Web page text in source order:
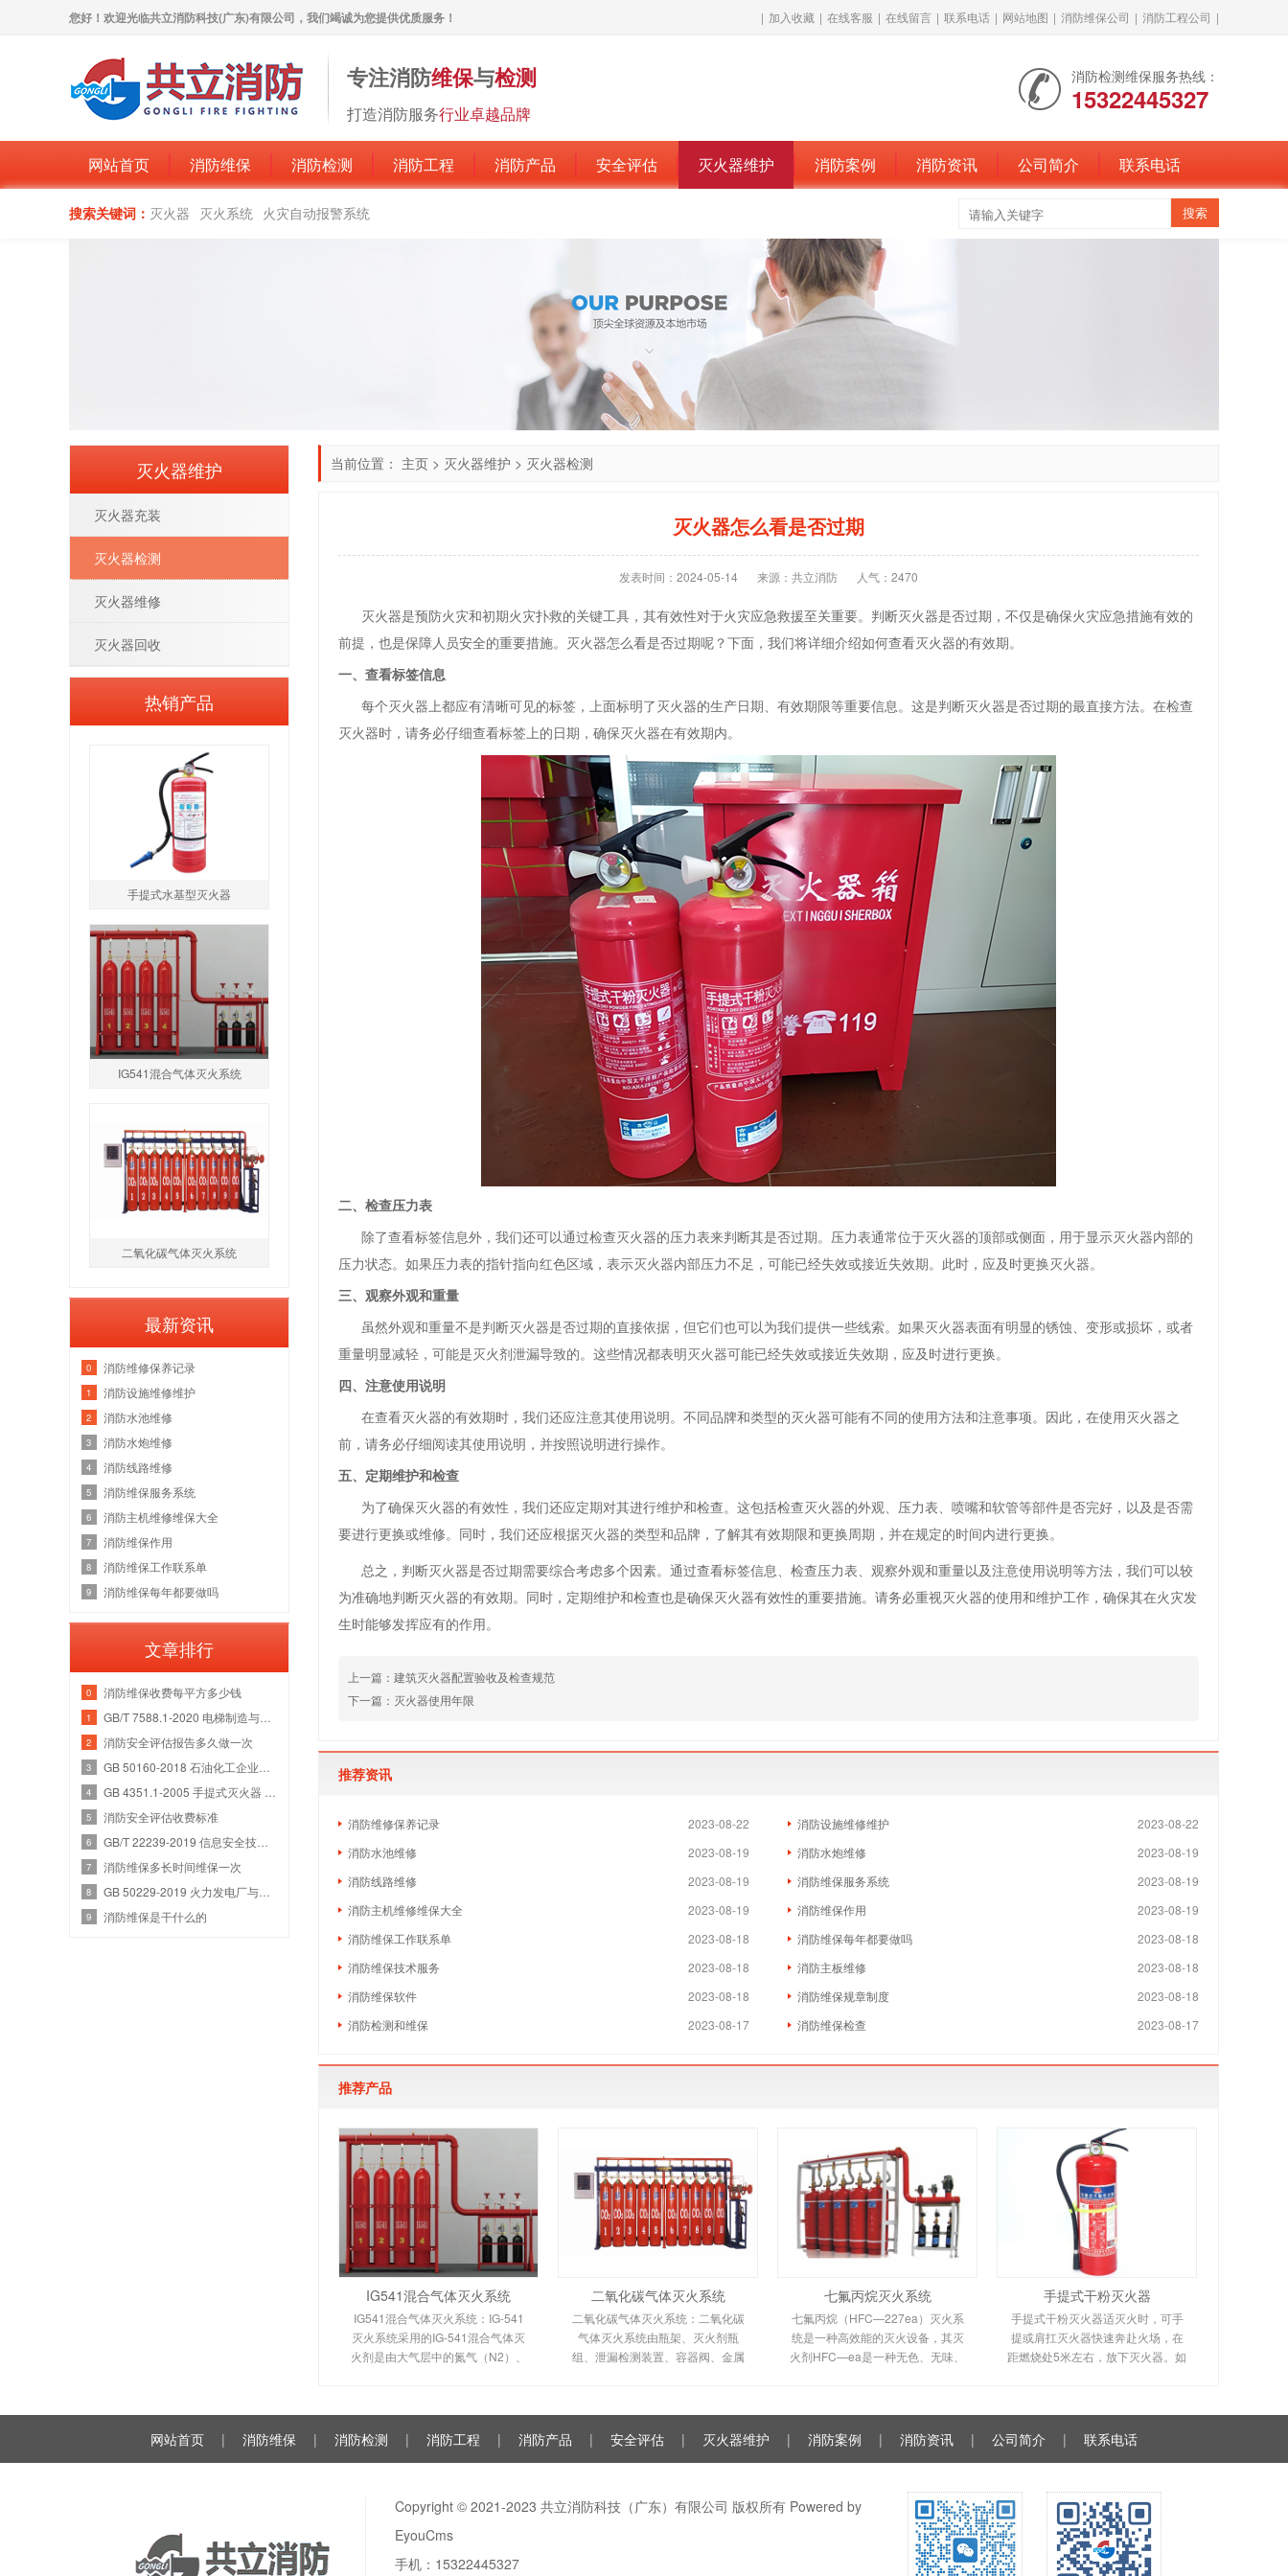
您好！欢迎光临共立消防科技(广东)有限公司，我们竭诚为您提供优质服务！ | 加入收藏 | 在线客服 | 在线留言 | 联系电话 | 网站地图 | 消防维保公司 | 消防工程公司 |
专注消防维保与检测
打造消防服务行业卓越品牌
消防检测维保服务热线：
15322445327
网站首页 消防维保 消防检测 消防工程 消防产品 安全评估 灭火器维护 消防案例 消防资讯 公司简介 联系电话
搜索关键词： 灭火器 灭火系统 火灾自动报警系统
当前位置： 主页 > 灭火器维护 > 灭火器检测
灭火器怎么看是否过期
发表时间：2024-05-14 来源：共立消防 人气： 2470
灭火器是预防火灾和初期火灾扑救的关键工具，其有效性对于火灾应急救援至关重要。判断灭火器是否过期，不仅是确保火灾应急措施有效的
前提，也是保障人员安全的重要措施。灭火器怎么看是否过期呢？下面，我们将详细介绍如何查看灭火器的有效期。
一、查看标签信息
每个灭火器上都应有清晰可见的标签，上面标明了灭火器的生产日期、有效期限等重要信息。这是判断灭火器是否过期的最直接方法。在检查
灭火器时，请务必仔细查看标签上的日期，确保灭火器在有效期内。
二、检查压力表
除了查看标签信息外，我们还可以通过检查灭火器的压力表来判断其是否过期。压力表通常位于灭火器的顶部或侧面，用于显示灭火器内部的
压力状态。如果压力表的指针指向红色区域，表示灭火器内部压力不足，可能已经失效或接近失效期。此时，应及时更换灭火器。
三、观察外观和重量
虽然外观和重量不是判断灭火器是否过期的直接依据，但它们也可以为我们提供一些线索。如果灭火器表面有明显的锈蚀、变形或损坏，或者
重量明显减轻，可能是灭火剂泄漏导致的。这些情况都表明灭火器可能已经失效或接近失效期，应及时进行更换。
四、注意使用说明
在查看灭火器的有效期时，我们还应注意其使用说明。不同品牌和类型的灭火器可能有不同的使用方法和注意事项。因此，在使用灭火器之
前，请务必仔细阅读其使用说明，并按照说明进行操作。
五、定期维护和检查
为了确保灭火器的有效性，我们还应定期对其进行维护和检查。这包括检查灭火器的外观、压力表、喷嘴和软管等部件是否完好，以及是否需
要进行更换或维修。同时，我们还应根据灭火器的类型和品牌，了解其有效期限和更换周期，并在规定的时间内进行更换。
总之，判断灭火器是否过期需要综合考虑多个因素。通过查看标签信息、检查压力表、观察外观和重量以及注意使用说明等方法，我们可以较
为准确地判断灭火器的有效期。同时，定期维护和检查也是确保灭火器有效性的重要措施。请务必重视灭火器的使用和维护工作，确保其在火灾发
生时能够发挥应有的作用。
上一篇：建筑灭火器配置验收及检查规范
下一篇：灭火器使用年限
推荐资讯
2023-08-22
消防维修保养记录 2023-08-22
消防设施维修维护
2023-08-19
消防水池维修 2023-08-19
消防水炮维修
2023-08-19
消防线路维修 2023-08-19
消防维保服务系统
2023-08-19
消防主机维修维保大全 2023-08-19
消防维保作用
2023-08-18
消防维保工作联系单 2023-08-18
消防维保每年都要做吗
2023-08-18
消防维保技术服务 2023-08-18
消防主板维修
2023-08-18
消防维保软件 2023-08-18
消防维保规章制度
2023-08-17
消防检测和维保 2023-08-17
消防维保检查
推荐产品
IG541混合气体灭火系统
IG541混合气体灭火系统：IG-541
灭火系统采用的IG-541混合气体灭
火剂是由大气层中的氮气（N2）、
例混合而成的一种灭火剂
二氧化碳气体灭火系统
二氧化碳气体灭火系统：二氧化碳
气体灭火系统由瓶架、灭火剂瓶
组、泄漏检测装置、容器阀、金属
反馈装置、灭火剂输送管、喷嘴、
驱动气体瓶组、电磁驱动
七氟丙烷灭火系统
七氟丙烷（HFC—227ea）灭火系
统是一种高效能的灭火设备，其灭
火剂HFC—ea是一种无色、无味、
（ODP）为零，是卤代烷1211、
130
手提式干粉灭火器
手提式干粉灭火器适灭火时，可手
提或肩扛灭火器快速奔赴火场，在
距燃烧处5米左右，放下灭火器。如
式的，操作者应一手紧握喷枪、另
一手提起储气瓶上的
灭火器维护
灭火器充装
灭火器检测
灭火器维修
灭火器回收
热销产品
手提式水基型灭火器
IG541混合气体灭火系统
二氧化碳气体灭火系统
最新资讯
0 消防维修保养记录
1 消防设施维修维护
2 消防水池维修
3 消防水炮维修
4 消防线路维修
5 消防维保服务系统
6 消防主机维修维保大全
7 消防维保作用
8 消防维保工作联系单
9 消防维保每年都要做吗
文章排行
0 消防维保收费每平方多少钱
1
2 消防安全评估报告多久做一次
3
4
5 消防安全评估收费标准
6
7 消防维保多长时间维保一次
8
9 消防维保是干什么的
网站首页 | 消防维保 | 消防检测 | 消防工程 | 消防产品 | 安全评估 | 灭火器维护 | 消防案例 | 消防资讯 | 公司简介 | 联系电话
Copyright © 2021-2023 共立消防科技（广东）有限公司 版权所有 Powered by
EyouCms
手机：15322445327